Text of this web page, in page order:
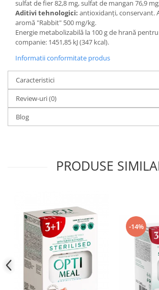
sulfat de fier 82,8 mg, sulfat de mangan 76,9
Aditivi tehnologici: antioxidanți, conservant.
aromă "Rabbit" 500 mg/kg.
Energie metabolizabilă la 100 g de hrană
companie: 1451,85 kJ (347 kcal).
Informatii conformitate produs
Caracteristici
Review-uri(0)
Blog
PRODUSE
-14%